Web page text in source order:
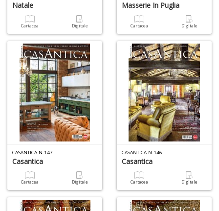
Natale
Cartacea Digitale
Masserie In Puglia
Cartacea Digitale
CASANTICA N.147
Casantica
Cartacea Digitale
CASANTICA N.146
Casantica
Cartacea Digitale